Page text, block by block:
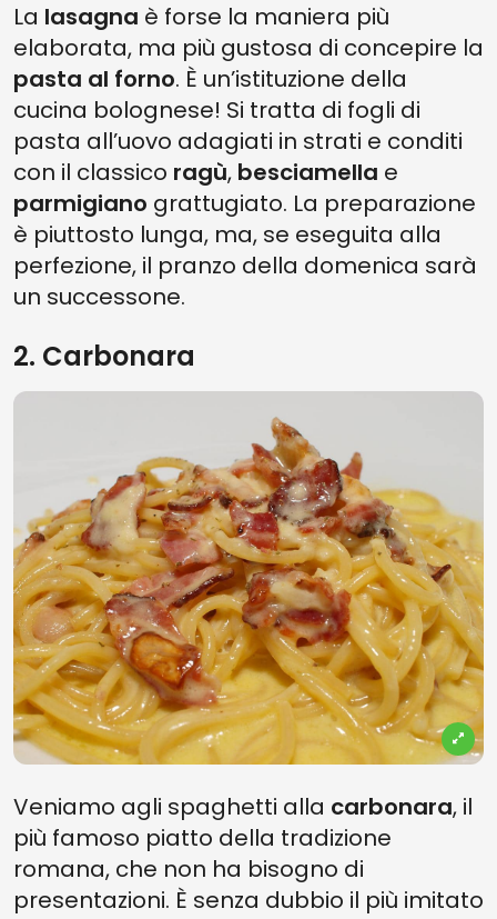
La lasagna è forse la maniera più
elaborata, ma più gustosa di concepire la
pasta al forno. È un’istituzione della
cucina bolognese! Si tratta di fogli di
pasta all’uovo adagiati in strati e conditi
con il classico ragù, besciamella e
parmigiano grattugiato. La preparazione
è piuttosto lunga, ma, se eseguita alla
perfezione, il pranzo della domenica sarà
un successone.
2. Carbonara
Veniamo agli spaghetti alla carbonara, il
più famoso piatto della tradizione
romana, che non ha bisogno di
presentazioni. È senza dubbio il più imitato